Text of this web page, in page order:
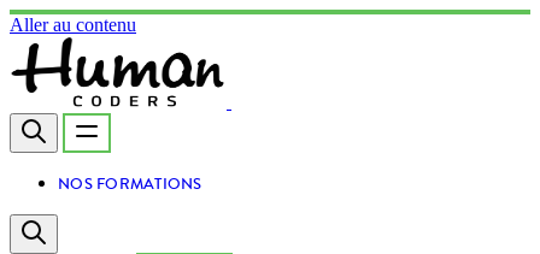
Aller au contenu
NOS FORMATIONS